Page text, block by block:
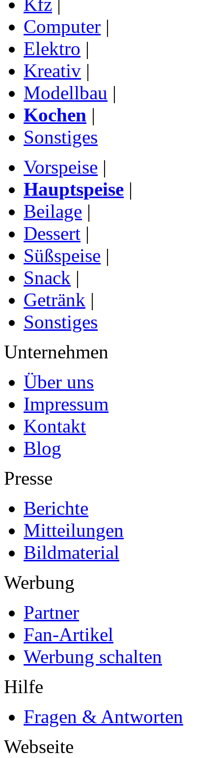
Computer |
Elektro |
Kreativ |
Modellbau |
Kochen |
Sonstiges
Vorspeise |
Hauptspeise |
Beilage |
Dessert |
Süßspeise |
Snack |
Getränk |
Sonstiges
Unternehmen
Über uns
Impressum
Kontakt
Blog
Presse
Berichte
Mitteilungen
Bildmaterial
Werbung
Partner
Fan-Artikel
Werbung schalten
Hilfe
Fragen & Antworten
Webseite